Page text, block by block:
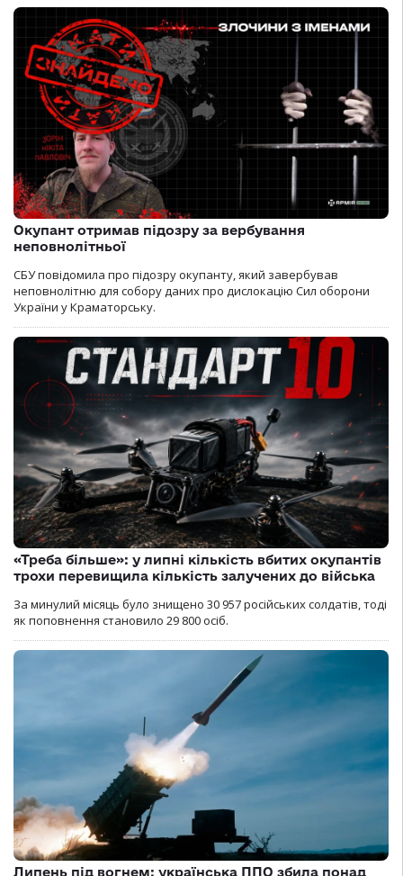
Окупант отримав підозру за вербування
неповнолітньої
СБУ повідомила про підозру окупанту, який завербував
неповнолітню для собору даних про дислокацію Сил оборони
України у Краматорську.
«Треба більше»: у липні кількість вбитих окупантів
трохи перевищила кількість залучених до війська
За минулий місяць було знищено 30 957 російських солдатів, тоді
як поповнення становило 29 800 осіб.
Липень під вогнем: українська ППО збила понад